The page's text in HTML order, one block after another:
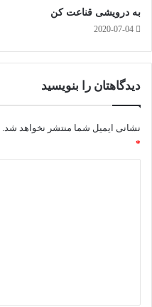
به درویشی قناعت کن
2020-07-04
دیدگاهتان را بنویسید
نشانی ایمیل شما منتشر نخواهد شد.
*